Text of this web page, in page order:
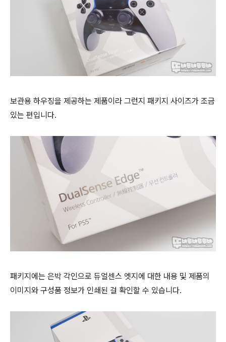
보관용 하우징을 제공하는 제품이라 그런지 패키지 사이즈가 조금
있는 편입니다.
패키지에는 은박 각인으로 듀얼센스 엣지에 대한 내용 및 제품의
이미지와 구성품 정보가 인쇄된 걸 확인할 수 있습니다.